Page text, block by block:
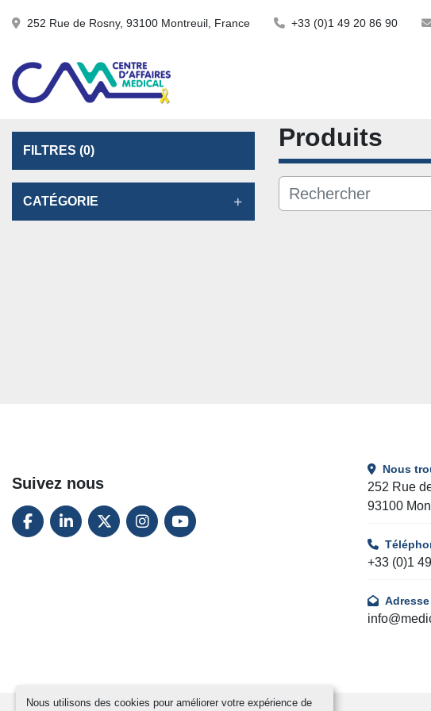
Nous utilisons des cookies pour améliorer votre expérience de
252 Rue de Rosny, 93100 Montreuil, France +33 (0)1 49 20 86 90
FILTRES (0)
CATÉGORIE
Produits
Suivez nous
FACEBOOK
LINKEDINTWITTERINSTAGRAM
YOUTUBE
Nous
252 Rue
93100
+33 (0)1